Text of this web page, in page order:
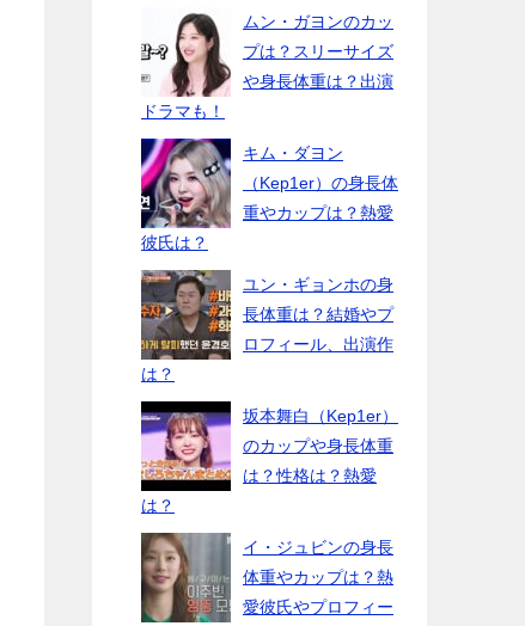
ムン・ガヨンのカッ
プは？スリーサイズ
や身長体重は？出演
ドラマも！
キム・ダヨン
（Kep1er）の身長体
重やカップは？熱愛
彼氏は？
ユン・ギョンホの身
長体重は？結婚やプ
ロフィール、出演作
は？
坂本舞白（Kep1er）
のカップや身長体重
は？性格は？熱愛
は？
イ・ジュビンの身長
体重やカップは？熱
愛彼氏やプロフィー